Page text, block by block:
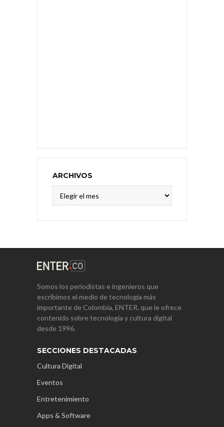
ARCHIVOS
Somos los periodistas e ingenieros que
escribimos el medio de tecnología más
importante de Colombia, ENTER, que le ofrece
contenido sobre tecnología y cultura digital
desde 1996.
SECCIONES DESTACADAS
Cultura Digital
Eventos
Entretenimiento
Apps & Software